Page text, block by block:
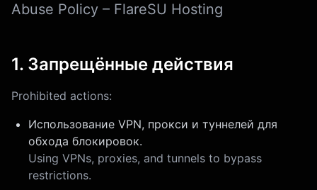
Abuse Policy – FlareSU Hosting
1. Запрещённые действия
Prohibited actions:
Использование VPN, прокси и туннелей для
обхода блокировок.
Using VPNs, proxies, and tunnels to bypass
restrictions.